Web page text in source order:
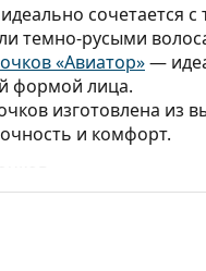
сочетается
темно-русыми
«Авиатор»—
формой лица.
изготовлена из
и комфорт.
блокируют синий
и